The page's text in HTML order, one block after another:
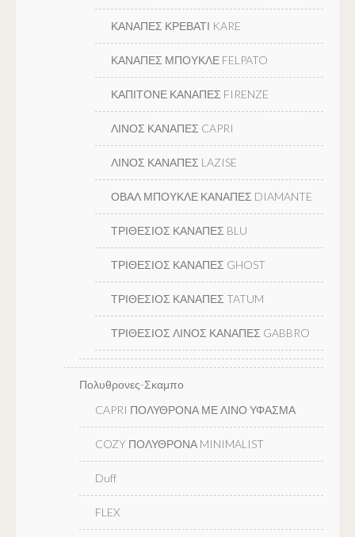
ΚΑΝΑΠΕΣ ΚΡΕΒΑΤΙ KARE
ΚΑΝΑΠΕΣ ΜΠΟΥΚΛΕ FELPATO
ΚΑΠΙΤΟΝΕ ΚΑΝΑΠΕΣ FIRENZE
ΛΙΝΟΣ ΚΑΝΑΠΕΣ CAPRI
ΛΙΝΟΣ ΚΑΝΑΠΕΣ LAZISE
ΟΒΑΛ ΜΠΟΥΚΛΕ ΚΑΝΑΠΕΣ DIAMANTE
ΤΡΙΘΕΣΙΟΣ ΚΑΝΑΠΕΣ BLU
ΤΡΙΘΕΣΙΟΣ ΚΑΝΑΠΕΣ GHOST
ΤΡΙΘΕΣΙΟΣ ΚΑΝΑΠΕΣ TATUM
ΤΡΙΘΕΣΙΟΣ ΛΙΝΟΣ ΚΑΝΑΠΕΣ GABBRO
Πολυθρονες-Σκαμπο
CAPRI ΠΟΛΥΘΡΟΝΑ ΜΕ ΛΙΝΟ ΥΦΑΣΜΑ
COZY ΠΟΛΥΘΡΟΝΑ MINIMALIST
Duff
FLEX